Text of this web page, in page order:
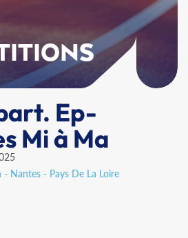
Ep-
Mi à Ma
Nantes - Pays De La Loire